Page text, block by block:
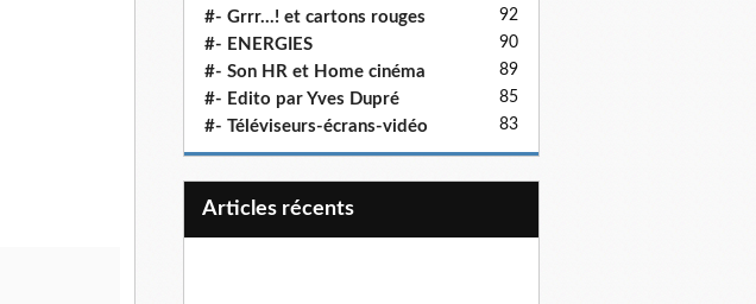
#- Grrr...! et cartons rouges 92
#- ENERGIES 90
#- Son HR et Home cinéma 89
#- Edito par Yves Dupré 85
#- Téléviseurs-écrans-vidéo 83
articles récents